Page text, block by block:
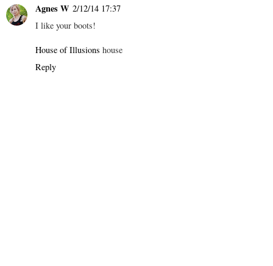
Agnes W 2/12/14 17:37
I like your boots!
House of Illusions house
Reply